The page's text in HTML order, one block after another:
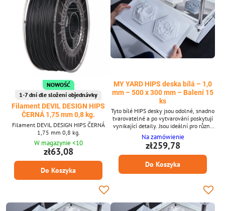
NOWOŚĆ
1-7 dní dle složení objednávky
Filament DEVIL DESIGN HIPS
ČERNÁ 1,75 mm 0,8 kg.
Filament DEVIL DESIGN HIPS ČERNÁ
1,75 mm 0,8 kg.
W magazynie <10
zł63,08
Do Koszyka
MY YARD HIPS deska bílá – 1,0
mm – 500 x 300 mm – Balení 15
ks
Tyto bílé HIPS desky jsou odolné, snadno
tvarovatelné a po vytvarování poskytují
vynikající detaily. Jsou ideální pro různé
aplikace, včetně výroby forem,
modelářství a kreativních projektů.
Navrženy pro použití s vakuovými
formovači FORMART, nabízejí spolehlivý
výkon bez nutnosti předehřívání.
Přednosti * Vysoká odolnost proti nárazu
Na zamówienie
zł259,78
Do Koszyka